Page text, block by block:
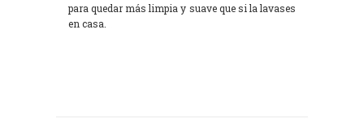
para quedar más limpia y suave que si la lavases
en casa.